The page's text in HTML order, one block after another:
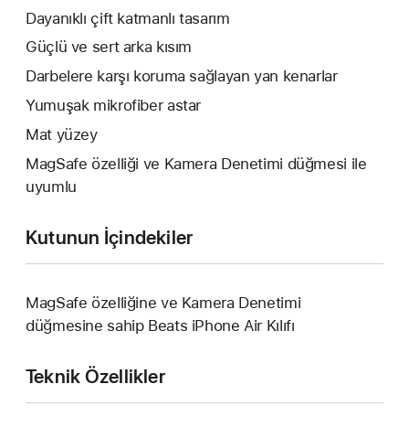
Dayanıklı çift katmanlı tasarım
Güçlü ve sert arka kısım
Darbelere karşı koruma sağlayan yan kenarlar
Yumuşak mikrofiber astar
Mat yüzey
MagSafe özelliği ve Kamera Denetimi düğmesi ile
uyumlu
Kutunun İçindekiler
MagSafe özelliğine ve Kamera Denetimi
düğmesine sahip Beats iPhone Air Kılıfı
Teknik Özellikler